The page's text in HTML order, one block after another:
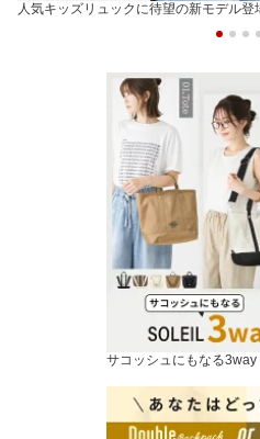
人気キッズリュックに待望の新モデル登
サコッシュにもなる3way